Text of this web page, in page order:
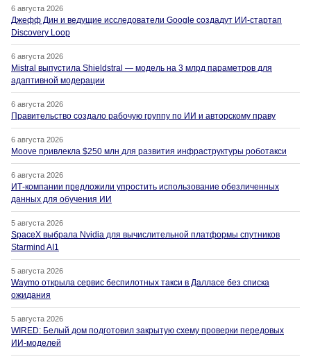
6 августа 2026
Джефф Дин и ведущие исследователи Google создадут ИИ-стартап
Discovery Loop
6 августа 2026
Mistral выпустила Shieldstral — модель на 3 млрд параметров для
адаптивной модерации
6 августа 2026
Правительство создало рабочую группу по ИИ и авторскому праву
6 августа 2026
Moove привлекла $250 млн для развития инфраструктуры роботакси
6 августа 2026
ИТ-компании предложили упростить использование обезличенных
данных для обучения ИИ
5 августа 2026
SpaceX выбрала Nvidia для вычислительной платформы спутников
Starmind AI1
5 августа 2026
Waymo открыла сервис беспилотных такси в Далласе без списка
ожидания
5 августа 2026
WIRED: Белый дом подготовил закрытую схему проверки передовых
ИИ-моделей